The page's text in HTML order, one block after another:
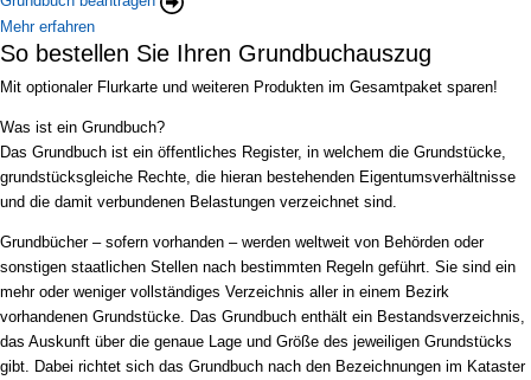
Mehr erfahren
So bestellen Sie Ihren Grundbuchauszug
Mit optionaler Flurkarte und weiteren Produkten im Gesamtpaket sparen!
Was ist ein Grundbuch?
Das Grundbuch ist ein öffentliches Register, in welchem die Grundstücke,
grundstücksgleiche Rechte, die hieran bestehenden Eigentumsverhältnisse
und die damit verbundenen Belastungen verzeichnet sind.
Grundbücher – sofern vorhanden – werden weltweit von Behörden oder
sonstigen staatlichen Stellen nach bestimmten Regeln geführt. Sie sind ein
mehr oder weniger vollständiges Verzeichnis aller in einem Bezirk
vorhandenen Grundstücke. Das Grundbuch enthält ein Bestandsverzeichnis,
das Auskunft über die genaue Lage und Größe des jeweiligen Grundstücks
gibt. Dabei richtet sich das Grundbuch nach den Bezeichnungen im Kataster